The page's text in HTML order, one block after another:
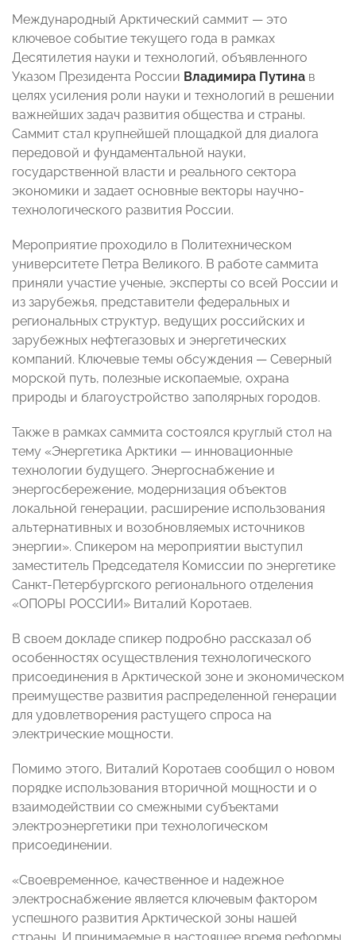
Международный Арктический саммит — это
ключевое событие текущего года в рамках
Десятилетия науки и технологий, объявленного
Указом Президента России Владимира Путина в
целях усиления роли науки и технологий в решении
важнейших задач развития общества и страны.
Саммит стал крупнейшей площадкой для диалога
передовой и фундаментальной науки,
государственной власти и реального сектора
экономики и задает основные векторы научно-
технологического развития России.
Мероприятие проходило в Политехническом
университете Петра Великого. В работе саммита
приняли участие ученые, эксперты со всей России и
из зарубежья, представители федеральных и
региональных структур, ведущих российских и
зарубежных нефтегазовых и энергетических
компаний. Ключевые темы обсуждения — Северный
морской путь, полезные ископаемые, охрана
природы и благоустройство заполярных городов.
Также в рамках саммита состоялся круглый стол на
тему «Энергетика Арктики — инновационные
технологии будущего. Энергоснабжение и
энергосбережение, модернизация объектов
локальной генерации, расширение использования
альтернативных и возобновляемых источников
энергии». Спикером на мероприятии выступил
заместитель Председателя Комиссии по энергетике
Санкт-Петербургского регионального отделения
«ОПОРЫ РОССИИ» Виталий Коротаев.
В своем докладе спикер подробно рассказал об
особенностях осуществления технологического
присоединения в Арктической зоне и экономическом
преимуществе развития распределенной генерации
для удовлетворения растущего спроса на
электрические мощности.
Помимо этого, Виталий Коротаев сообщил о новом
порядке использования вторичной мощности и о
взаимодействии со смежными субъектами
электроэнергетики при технологическом
присоединении.
«Своевременное, качественное и надежное
электроснабжение является ключевым фактором
успешного развития Арктической зоны нашей